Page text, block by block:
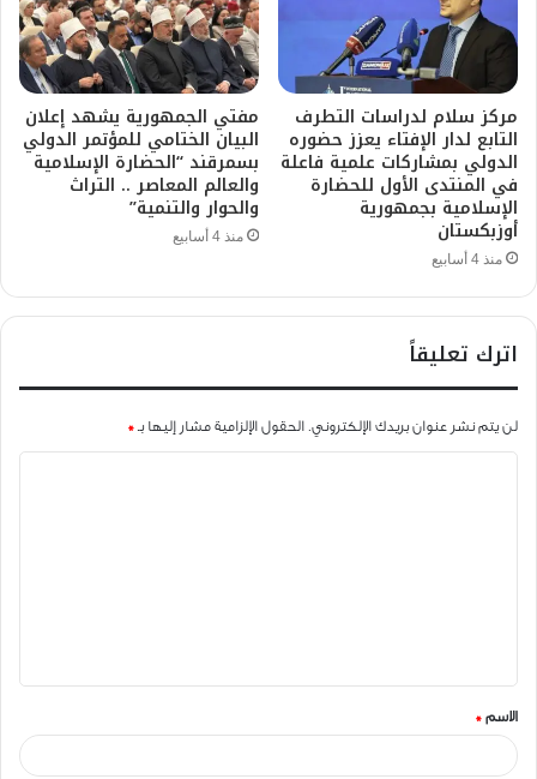
مركز سلام لدراسات التطرف
التابع لدار الإفتاء يعزز حضوره
الدولي بمشاركات علمية فاعلة
في المنتدى الأول للحضارة
الإسلامية بجمهورية
أوزبكستان
منذ 4 أسابيع
مفتي الجمهورية يشهد إعلان
البيان الختامي للمؤتمر الدولي
بسمرقند “الحضارة الإسلامية
والعالم المعاصر .. التراث
والحوار والتنمية”
منذ 4 أسابيع
اترك تعليقاً
لن يتم نشر عنوان بريدك الإلكتروني. الحقول الإلزامية مشار إليها بـ*
ق
*الاسم *